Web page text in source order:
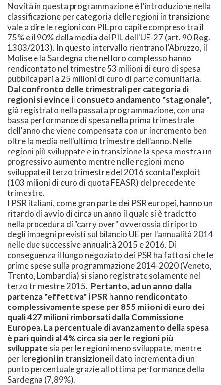
Novità in questa programmazione è l'introduzione nella
classificazione per categoria delle regioni in transizione
vale a dire le regioni con PIL pro capite compreso tra il
75% e il 90% della media del PIL dell'UE-27 (art. 90 Reg.
1303/2013). In questo intervallo rientrano l'Abruzzo, il
Molise e la Sardegna che nel loro complesso hanno
rendicontato nel trimestre 53 milioni di euro di spesa
pubblica pari a 25 milioni di euro di parte comunitaria.
Dal confronto delle trimestrali per categoria di
regioni si evince il consueto andamento "stagionale",
già registrato nella passata programmazione, con una
bassa performance di spesa nella prima trimestrale
dell'anno che viene compensata con un incremento ben
oltre la media nell'ultimo trimestre dell'anno. Nelle
regioni più sviluppate e in transizione la spesa mostra un
progressivo aumento mentre nelle regioni meno
sviluppate il terzo trimestre del 2016 sconta l'exploit
(103 milioni di euro di quota FEASR) del precedente
trimestre.
I PSR italiani, come gran parte dei PSR europei, hanno un
ritardo di avvio di circa un anno il quale si è tradotto
nella procedura di "carry over" ovverossia di riporto
degli impegni previsti sul bilancio UE per l'annualità 2014
nelle due successive annualità 2015 e 2016. Di
conseguenza il lungo negoziato dei PSR ha fatto sì che le
prime spese sulla programmazione 2014-2020 (Veneto,
Trento, Lombardia) si siano registrate solamente nel
terzo trimestre 2015. Pertanto, ad un anno dalla
partenza "effettiva" i PSR hanno rendicontato
complessivamente spese per 855 milioni di euro dei
quali 427 milioni rimborsati dalla Commissione
Europea. La percentuale di avanzamento della spesa
è pari quindi al 4% circa sia per le regioni più
sviluppate sia per le regioni meno sviluppate, mentre
per leregioni in transizioneil dato incrementa di un
punto percentuale grazie all'ottima performance della
Sardegna (7,89%).